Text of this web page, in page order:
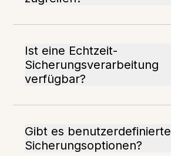
Ist eine Echtzeit-
Sicherungsverarbeitung
verfügbar?
Gibt es benutzerdefinierte
Sicherungsoptionen?